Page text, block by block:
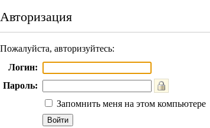
Авторизация
Пожалуйста, авторизуйтесь:
Логин:
Пароль:
Запомнить меня на этом компьютере